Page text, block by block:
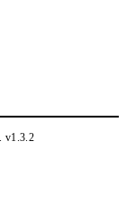
v1.3.2